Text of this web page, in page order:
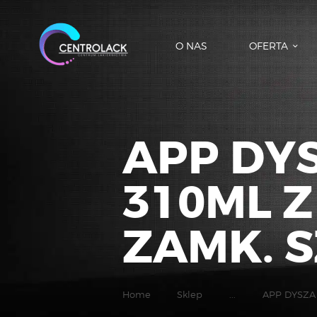
O NAS OFERTA
APP
310ML
ZAMK.
Home Sklep ... APP